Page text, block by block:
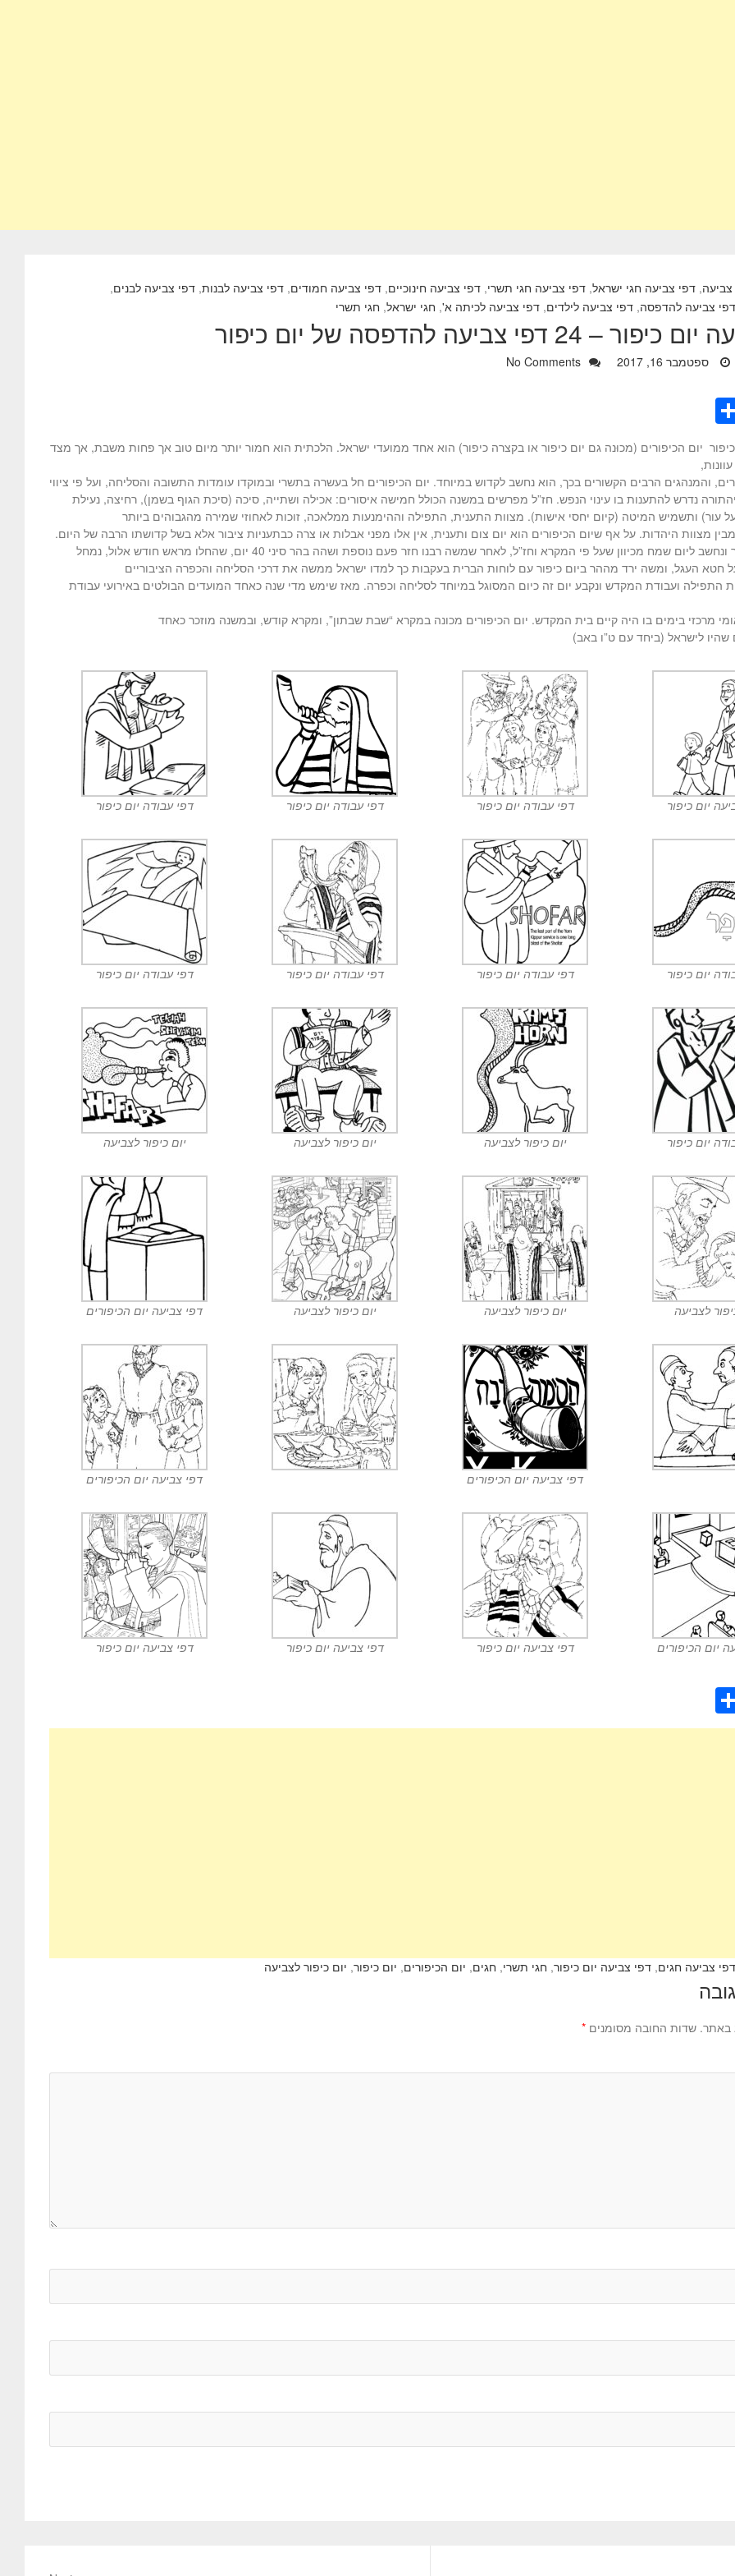
, דפי צביעה חגי ישראל, דפי צביעה חגי תשרי, דפי צביעה חינוכיים, דפי צביעה חמודים, דפי צביעה לבנות, דפי צביעה לבנים,
דפי צביעה להדפסה, דפי צביעה לילדים, דפי צביעה לכיתה א', חגי ישראל, חגי תשרי
24 דפי צביעה להדפסה של יום כיפור
ספטמבר 16, 2017 No Comments
S
h
ar
e
יום הכיפורים (מכוּנה גם יום כיפור או בקצרה כיפור) הוא אחד ממועדי ישראל. הלכתית הוא חמור יותר מיום טוב אך פחות משבת, אך מצד
והמנהגים הרבים הקשורים בכך, הוא נחשב לקדוש במיוחד. יום הכיפורים חל בעשרה בתשרי ובמוקדו עומדות התשובה והסליחה, ועל פי ציווי
נדרש להתענות בו עינוי הנפש. חז”ל מפרשים במשנה הכולל חמישה איסורים: אכילה ושתייה, סיכה (סיכת הגוף בשמן), רחיצה, נעילת
עור) ותשמיש המיטה (קיום יחסי אישות). מצוות התענית, התפילה וההימנעות ממלאכה, זוכות לאחוזי שמירה מהגבוהים ביותר
מצוות היהדות. על אף שיום הכיפורים הוא יום צום ותענית, אין אלו מפני אבלות או צרה כבתעניות ציבור אלא בשל קדושתו הרבה של היום.
ליום שמח מכיוון שעל פי המקרא וחז”ל, לאחר שמשה רבנו חזר פעם נוספת ושהה בהר סיני 40 יום, שהחלו מראש חודש אלול, נמחל
חטא העגל, ומשה ירד מההר ביום כיפור עם לוחות הברית בעקבות כך למדו ישראל ממשה את דרכי הסליחה והכפרה הציבוריים
התפילה ועבודת המקדש ונקבע יום זה כיום המסוגל במיוחד לסליחה וכפרה. מאז שימש מדי שנה כאחד המועדים הבולטים באירועי עבודת
מרכזי בימים בו היה קיים בית המקדש. יום הכיפורים מכונה במקרא “שבת שבתון”, ומקרא קודש, ובמשנה מוזכר כאחד
שהיו לישראל (ביחד עם ט”ו באב)
יום כיפור דפי עבודה יום כיפור דפי עבודה יום כיפור דפי עבודה יום כיפור
יום כיפור דפי עבודה יום כיפור דפי עבודה יום כיפור דפי עבודה יום כיפור
יום כיפור יום כיפור לצביעה יום כיפור לצביעה יום כיפור לצביעה
לצביעה יום כיפור לצביעה יום כיפור לצביעה דפי צביעה יום הכיפורים
דפי צביעה יום הכיפורים דפי צביעה יום הכיפורים
יום הכיפורים דפי צביעה יום כיפור דפי צביעה יום כיפור דפי צביעה יום כיפור
S
h
דפי צביעה חגים, דפי צביעה יום כיפור, חגי תשרי, חגים, יום הכיפורים, יום כיפור, יום כיפור לצביעה
באתר. שדות החובה מסומנים *